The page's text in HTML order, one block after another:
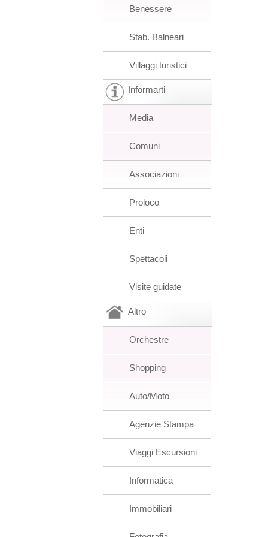
Benessere
Stab. Balneari
Villaggi turistici
Informarti
Media
Comuni
Associazioni
Proloco
Enti
Spettacoli
Visite guidate
Altro
Orchestre
Shopping
Auto/Moto
Agenzie Stampa
Viaggi Escursioni
Informatica
Immobiliari